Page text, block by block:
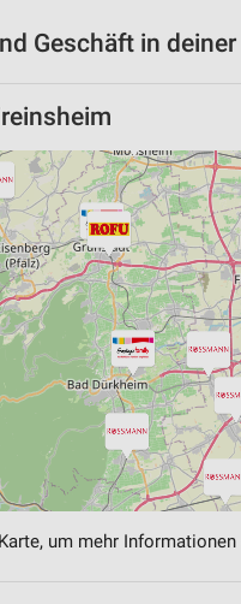
Geschäft in
um mehr